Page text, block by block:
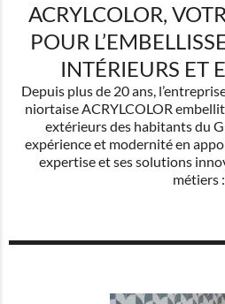
ACRYLCOLOR,
POUR
INTÉRIEURS ET
Depuis plus de 20 ans,
niortaise ACRYLCOLOR
extérieurs des habitants du
expérience et modernité en
expertise et ses solutions
métiers :